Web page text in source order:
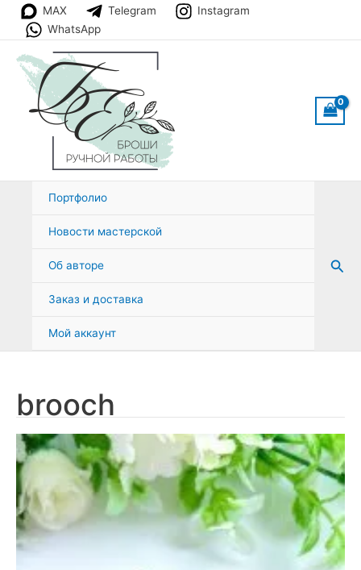
Перейти
содержимому
MAX Telegram
Instagram
WhatsApp
Портфолио
Новости мастерской
Об авторе
Заказ и доставка
Мой аккаунт
brooch